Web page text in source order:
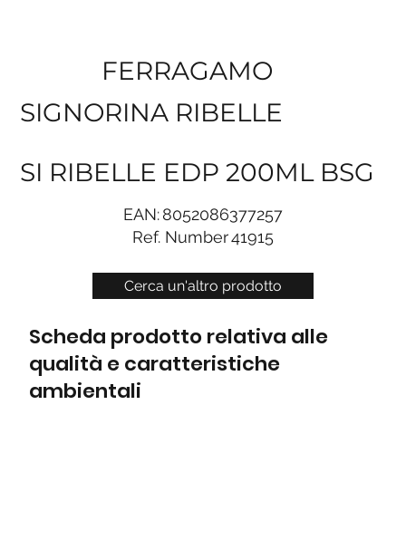
Cerca un'altro prodotto
FERRAGAMO
SIGNORINA RIBELLE
SI RIBELLE EDP 200ML BSG
EAN:8052086377257
Ref. Number41915
Scheda prodotto relativa alle
qualità e caratteristiche
ambientali